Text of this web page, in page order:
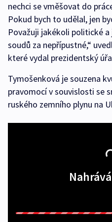
nechci se vměšovat do
Pokud bych to udělal, jen
Považuji jakékoli politické
soudů za nepřípustné,“
které vydal prezidentský
Tymošenková je souzena
pravomocí v souvislosti se
ruského zemního plynu na